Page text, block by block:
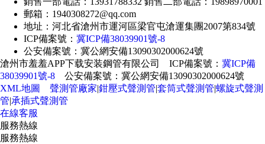
郵箱：1940308272@qq.com
地址：河北省滄州市運河區梁官屯滄運集團2007第834號
ICP備案號： 冀ICP備38039901號-8
公安備案號：冀公網安備13090302000624號
滄州市羞羞APP下载安装鋼管有限公司 ICP備案號： 冀ICP備
38039901號-8 公安備案號：冀公網安備13090302000624號
XML地圖
聲測管廠家|鉗壓式聲測管|套筒式聲測管|螺旋式聲測
管|承插式聲測管
在線客服
服務熱線
服務熱線